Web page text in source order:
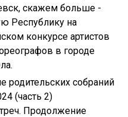
скажем больше -
Республику на
конкурсе артистов
в городе
родительских собраний
(часть 2)
Продолжение